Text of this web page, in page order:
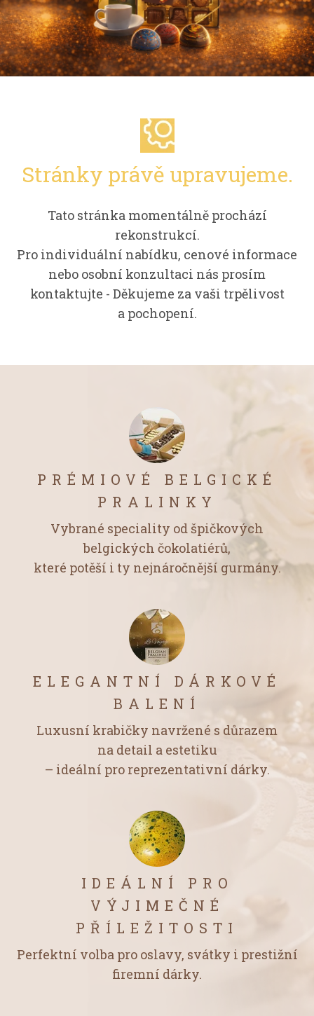
Stránky právě upravujeme.
Tato stránka momentálně prochází
rekonstrukcí.
Pro individuální nabídku, cenové informace
nebo osobní konzultaci nás prosím
kontaktujte - Děkujeme za vaši trpělivost
a pochopení.
PRÉMIOVÉ BELGICKÉ
PRALINKY
Vybrané speciality od špičkových
belgických čokolatiérů,
které potěší i ty nejnáročnější gurmány.
ELEGANTNÍ DÁRKOVÉ
BALENÍ
Luxusní krabičky navržené s důrazem
na detail a estetiku
– ideální pro reprezentativní dárky.
IDEÁLNÍ PRO
VÝJIMEČNÉ
PŘÍLEŽITOSTI
Perfektní volba pro oslavy, svátky i prestižní
firemní dárky.